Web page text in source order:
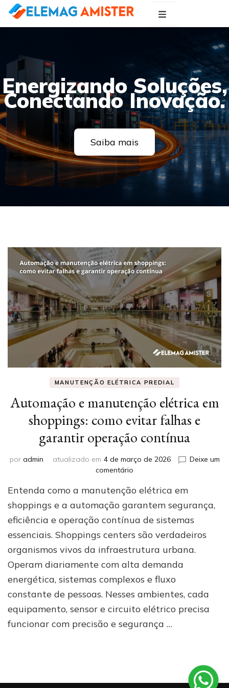
Energizando Soluções,
Conectando Inovação.
Saiba mais
MANUTENÇÃO ELÉTRICA PREDIAL
Automação e manutenção elétrica em
shoppings: como evitar falhas e
garantir operação contínua
por admin atualizado em 4 de março de 2026
Deixe um
comentário
e
manutenção
em
shoppings:
como
evitar
falhas
e
operação
contínua
Entenda como a manutenção elétrica em
shoppings e a automação garantem segurança,
eficiência e operação contínua de sistemas
essenciais. Shoppings centers são verdadeiros
organismos vivos da infraestrutura urbana.
Operam diariamente com alta demanda
energética, sistemas complexos e fluxo
constante de pessoas. Nesses ambientes, cada
equipamento, sensor e circuito elétrico precisa
funcionar com precisão e segurança …